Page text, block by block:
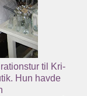
til Kri-
Hun havde